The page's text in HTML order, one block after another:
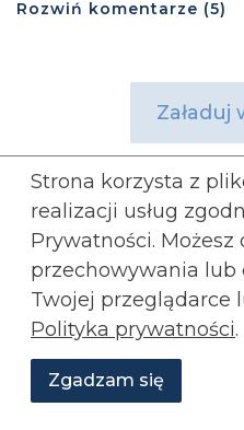
Rozwiń komentarze (5)
Załaduj
Transmisje
Strona korzysta z
realizacji usług
Prywatności.
przechowywania lub
Twojej przeglądarce
Polityka prywatności.
Zgadzam się